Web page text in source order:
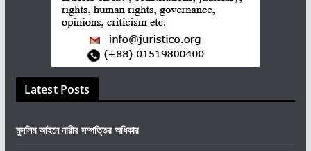
Latest Posts
মুসলিম আইনে নারীর সম্পত্তির অধিকার